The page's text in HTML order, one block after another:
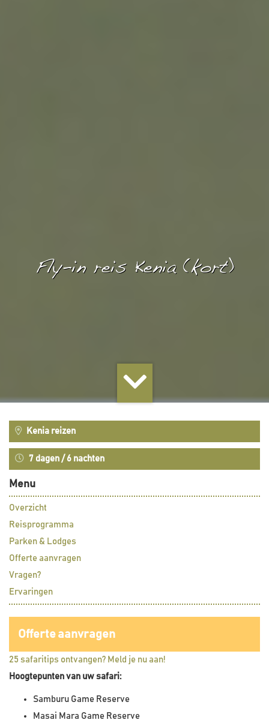
Fly-in reis Kenia (kort)
Kenia reizen
7 dagen / 6 nachten
Menu
Overzicht
Reisprogramma
Parken & Lodges
Offerte aanvragen
Vragen?
Ervaringen
Offerte aanvragen
25 safaritips ontvangen? Meld je nu aan!
Hoogtepunten van uw safari:
Samburu Game Reserve
Masai Mara Game Reserve